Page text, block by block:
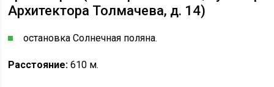
Архитектора Толмачева, д. 14)
остановка Солнечная поляна.
Расстояние:610 м.